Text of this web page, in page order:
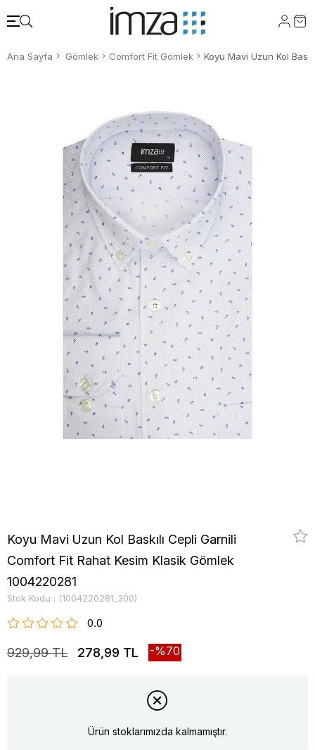
Ana Sayfa Gömlek Comfort Fit Gömlek
Koyu Mavi Uzun Kol Baskılı Cepli Garnili
Comfort Fit Rahat Kesim Klasik Gömlek
1004220281
Stok Kodu (1004220281_300)
0.0
929,99 TL 278,99 TL 70
Ürün stoklarımızda kalmamıştır.